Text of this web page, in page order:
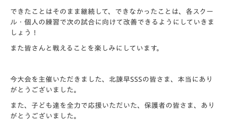
できたことはそのまま継続して、できなかったことは、各スクー
ル・個人の練習で次の試合に向けて改善できるようにしていきま
しょう！
また皆さんと戦えることを楽しみにしています。
今大会を主催いただきました、北諫早SSSの皆さま、本当にあり
がとうございました。
また、子ども達を全力で応援いただいた、保護者の皆さま、あり
がとうございました。